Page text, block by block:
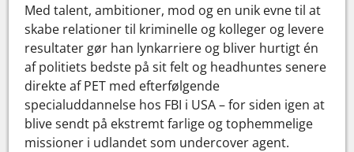
Med talent, ambitioner, mod og en unik evne til at
skabe relationer til kriminelle og kolleger og levere
resultater gør han lynkarriere og bliver hurtigt én
af politiets bedste på sit felt og headhuntes senere
direkte af PET med efterfølgende
specialuddannelse hos FBI i USA – for siden igen at
blive sendt på ekstremt farlige og tophemmelige
missioner i udlandet som undercover agent.